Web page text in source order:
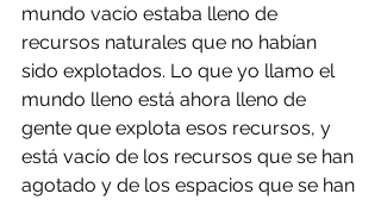
mundo vacío estaba lleno de
recursos naturales que no habían
sido explotados. Lo que yo llamo el
mundo lleno está ahora lleno de
gente que explota esos recursos, y
está vacío de los recursos que se han
agotado y de los espacios que se han